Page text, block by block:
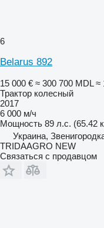
6
Belarus 892
15 000 € ≈ 300 700 MDL ≈
Трактор колесный
2017
6 000 м/ч
Мощность 89 л.с. (65.42
Украина,
TRIDAAGRO NEW
Связаться с продавцом